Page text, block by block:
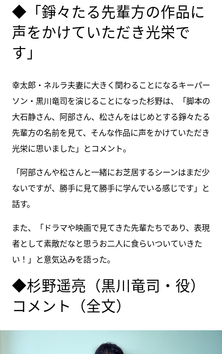
◆「錚々たる先輩方の作品に
声をかけていただき光栄で
す」
幸太郎・ネルラ夫妻に大きく関わることになるキーパー
ソン・黒川竜司を演じることになった杉野は、「脚本の
大石静さん、阿部さん、松さんをはじめとする錚々たる
先輩方の名前を見て、そんな作品に声をかけていただき
光栄に思いました」とコメント。
「阿部さんや松さんと一緒にお芝居するシーンはまだ少
ないですが、勝手に見て勝手に学んでいる感じです」と
話す。
また、「ドラマや映画で見てきた先輩たちであり、表現
者として素敵だなと思うお二人に食らいついていきた
い！」と意気込みを語った。
◆杉野遥亮（黒川竜司・役）
コメント（全文）